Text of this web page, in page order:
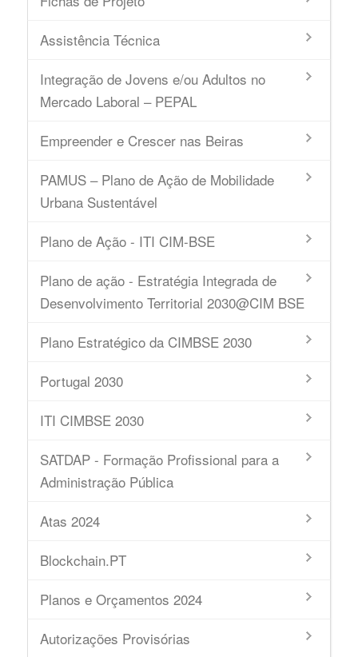
Assistência Técnica
Integração de Jovens e/ou Adultos no
Mercado Laboral – PEPAL
Empreender e Crescer nas Beiras
PAMUS – Plano de Ação de Mobilidade
Urbana Sustentável
Plano de Ação - ITI CIM-BSE
Plano de ação - Estratégia Integrada de
Desenvolvimento Territorial 2030@CIM BSE
Plano Estratégico da CIMBSE 2030
Portugal 2030
ITI CIMBSE 2030
SATDAP - Formação Profissional para a
Administração Pública
Atas 2024
Blockchain.PT
Planos e Orçamentos 2024
Autorizações Provisórias